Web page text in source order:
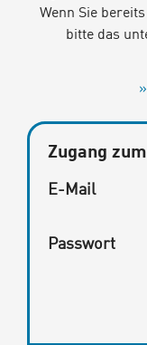
Wenn Sie
bitte das
Zugang
E-Mail
Passwort